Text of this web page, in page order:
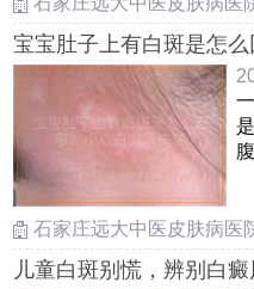
宝宝肚子上有白斑是怎
石家庄远大中医皮肤病
儿童白斑别慌，辨别白